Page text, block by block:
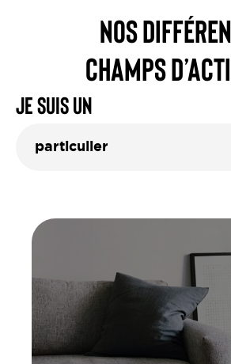
NOS
CHAMPS
Je suis un